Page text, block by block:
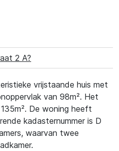
2 A?
vrijstaande huis met
van 98m². Het
De woning heeft
kadasternummer is D
waarvan twee